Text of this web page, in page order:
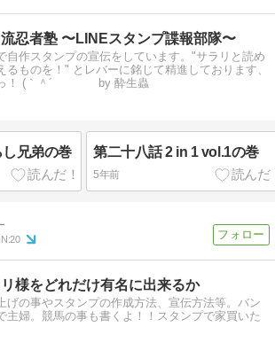
忍者塾 〜LINEスタンプ諜報部隊〜
自作スタンプの宣伝をしています。"サラリと読め
るものを！" とレバーに銘じて精進しております、
！ (｀＾´ゝ by 酔生蟲
兄弟の巻 第二十八話 2 in 1 vol.1の巻
5年前
20
様をどれだけ有名に出来るか
げの事やスタンプの作成方法、宣伝方法等。バン
主婦。競馬の事も書くよ！！スタンプで家買いた